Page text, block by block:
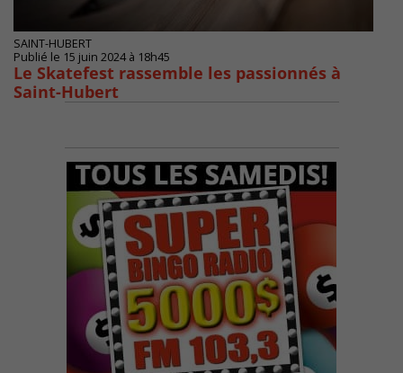
SAINT-HUBERT
Publié le 15 juin 2024 à 18h45
Le Skatefest rassemble les passionnés à
Saint-Hubert